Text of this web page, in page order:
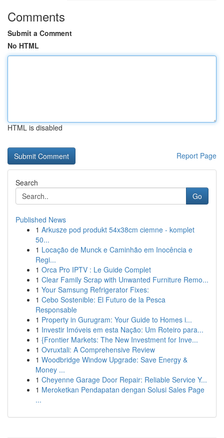
Comments
Submit a Comment
No HTML
HTML is disabled
Report Page
Search
Go
Published News
1 Arkusze pod produkt 54x38cm ciemne - komplet
50...
1 Locação de Munck e Caminhão em Inocência e
Regi...
1 Orca Pro IPTV : Le Guide Complet
1 Clear Family Scrap with Unwanted Furniture Remo...
1 Your Samsung Refrigerator Fixes:
1 Cebo Sostenible: El Futuro de la Pesca
Responsable
1 Property in Gurugram: Your Guide to Homes i...
1 Investir Imóveis em esta Nação: Um Roteiro para...
1 {Frontier Markets: The New Investment for Inve...
1 Ovruxtali: A Comprehensive Review
1 Woodbridge Window Upgrade: Save Energy &
Money ...
1 Cheyenne Garage Door Repair: Reliable Service Y...
1 Meroketkan Pendapatan dengan Solusi Sales Page
...